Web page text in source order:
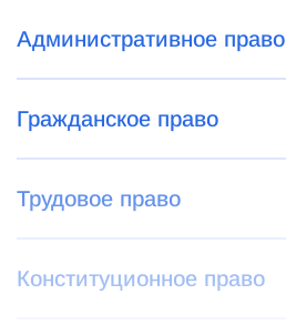
Административное право
Гражданское право
Трудовое право
Конституционное право